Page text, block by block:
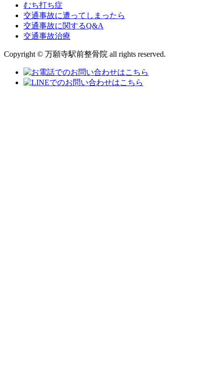
むち打ち症
交通事故に遭ってしまったら
交通事故に関するQ&A
交通事故治療
Copyright © 万願寺駅前整骨院 all rights reserved.